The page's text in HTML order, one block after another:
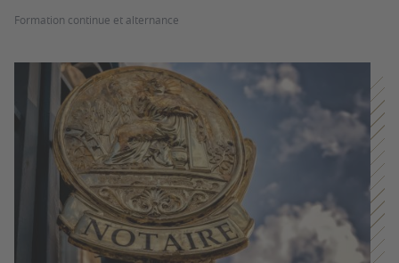
Formation continue et alternance